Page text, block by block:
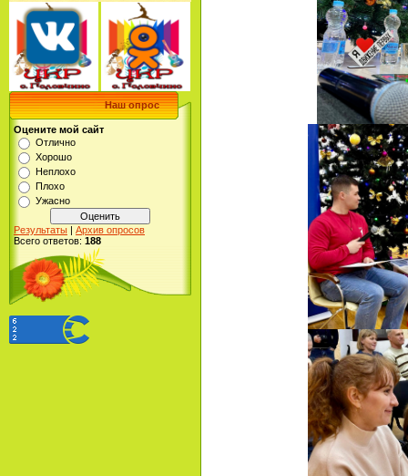
Наш опрос
Оцените мой сайт
Отлично
Хорошо
Неплохо
Плохо
Ужасно
Результаты | Архив опросов
Всего ответов: 188